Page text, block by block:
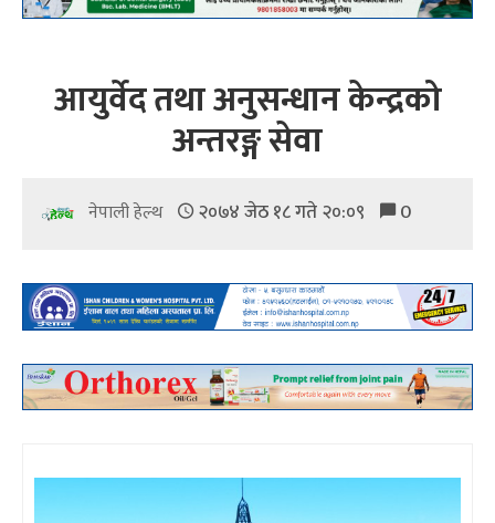
आयुर्वेद तथा अनुसन्धान केन्द्रको
अन्तरङ्ग सेवा
नेपाली हेल्थ २०७४ जेठ १८ गते २०:०९ 0